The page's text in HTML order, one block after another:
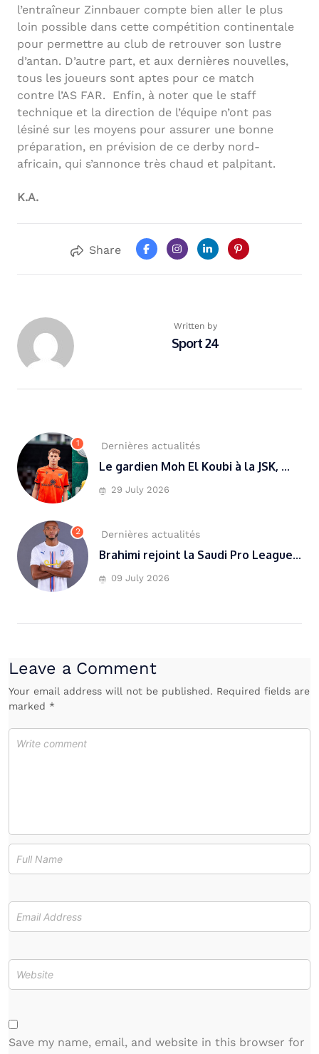
l’entraîneur Zinnbauer compte bien aller le plus
loin possible dans cette compétition continentale
pour permettre au club de retrouver son lustre
d’antan. D’autre part, et aux dernières nouvelles,
tous les joueurs sont aptes pour ce match
contre l’AS FAR. Enfin, à noter que le staff
technique et la direction de l’équipe n’ont pas
lésiné sur les moyens pour assurer une bonne
préparation, en prévision de ce derby nord-
africain, qui s’annonce très chaud et palpitant.
K.A.
Share
Written by
Sport 24
1 Dernières actualités
Le gardien Moh El Koubi à la JSK, ...
29 July 2026
2 Dernières actualités
Brahimi rejoint la Saudi Pro League...
09 July 2026
Leave a Comment
Your email address will not be published. Required fields are
marked *
Save my name, email, and website in this browser for